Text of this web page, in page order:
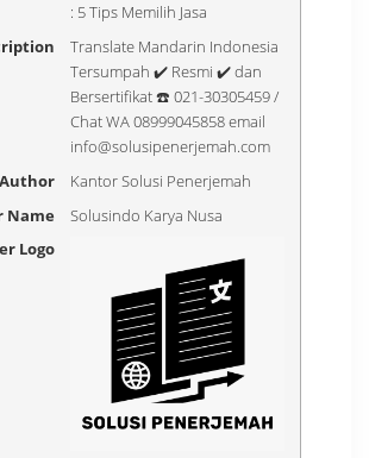
: 5 Tips Memilih Jasa
Translate Mandarin Indonesia
Tersumpah ✔️ Resmi ✔️ dan
Bersertifikat ☎️ 021-30305459 /
Chat WA 08999045858 email
info@solusipenerjemah.com
Author
Kantor Solusi Penerjemah
Name
Solusindo Karya Nusa
Logo